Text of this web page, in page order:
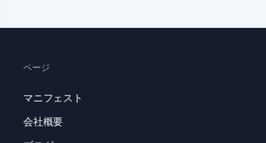
ページ
マニフェスト
会社概要